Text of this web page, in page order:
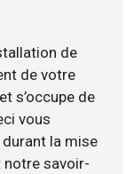
de
de votre
s’occupe de
vous
la mise
notre savoir-